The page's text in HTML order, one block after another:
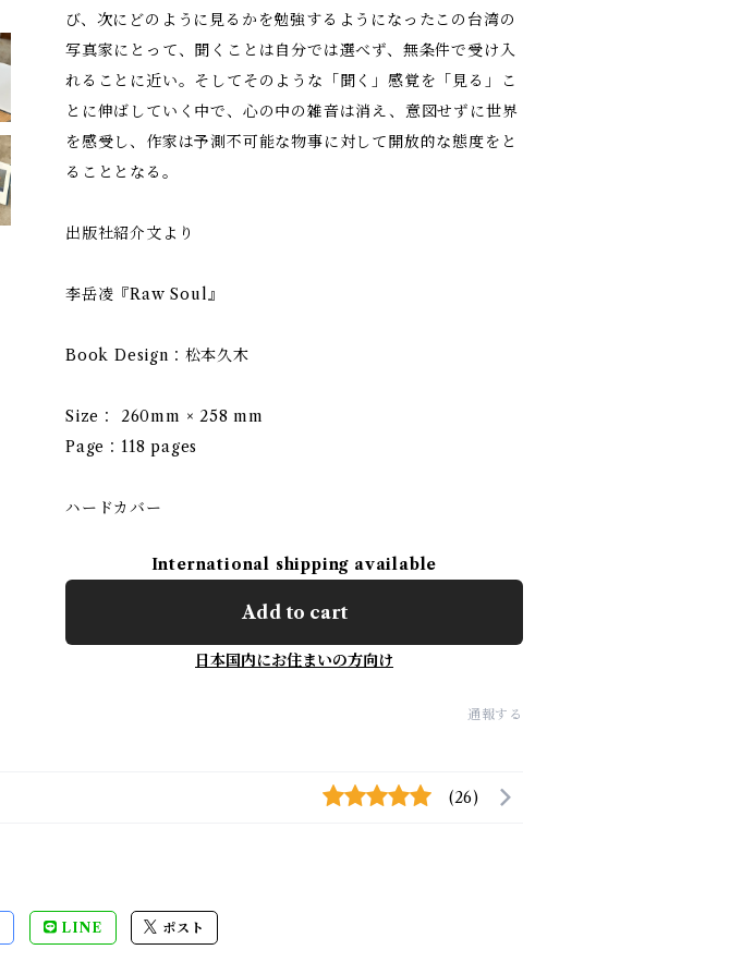
び、次にどのように見るかを勉強するようになったこの台湾の
写真家にとって、聞くことは自分では選べず、無条件で受け入
れることに近い。そしてそのような「聞く」感覚を「見る」こ
とに伸ばしていく中で、心の中の雑音は消え、意図せずに世界
を感受し、作家は予測不可能な物事に対して開放的な態度をと
ることとなる。
出版社紹介文より
李岳凌『Raw Soul』
Book Design：松本久木
Size： 260mm × 258 mm
Page：118 pages
ハードカバー
International shipping available
Add to cart
日本国内にお住まいの方向け
通報する
(26)
LINE ポスト